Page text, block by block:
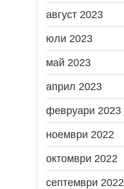
август 2023
юли 2023
май 2023
април 2023
февруари 2023
ноември 2022
октомври 2022
септември 2022